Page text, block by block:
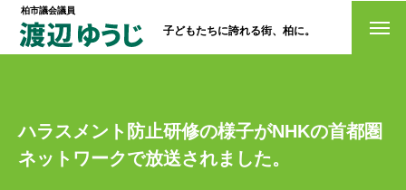
柏市議会議員
子どもたちに誇れる街、柏に。
政策
経歴・プロフィール
ハラスメント防止研修の様子がNHKの首都圏
ネットワークで放送されました。